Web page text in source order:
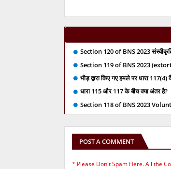
Section 120 of BNS 2023 संस्वीकृति
Section 119 of BNS 2023
भीड़ द्वारा किए गए हमले पर धारा 117(4)
धारा 115 और 117 के बीच क्या अंतर है?
Section 118 of BNS 2023
POST A COMMENT
* Please Don't Spam Here. All the